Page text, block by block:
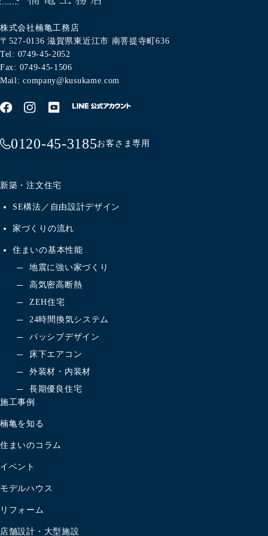
株式会社楠亀工務店
〒527-0136 滋賀県東近江市 南菩提寺町636
Tel: 0749-45-2052
Fax: 0749-45-1506
Mail: company@kusukame.com
0120-45-3185お客さま専用
新築・注文住宅
SE構法／自由設計デザイン
家づくりの流れ
住まいの基本性能
地震に強い家づくり
高気密高断熱
ZEH住宅
24時間換気システム
パッシブデザイン
床下エアコン
外装材・内装材
長期優良住宅
施工事例
楠亀を知る
住まいのコラム
イベント
モデルハウス
リフォーム
店舗設計・大型施設